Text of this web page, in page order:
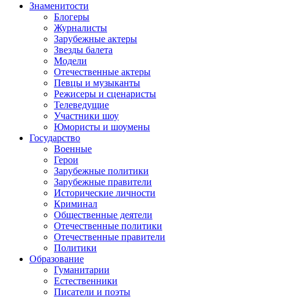
Знаменитости
Блогеры
Журналисты
Зарубежные актеры
Звезды балета
Модели
Отечественные актеры
Певцы и музыканты
Режисеры и сценаристы
Телеведущие
Участники шоу
Юмористы и шоумены
Государство
Военные
Герои
Зарубежные политики
Зарубежные правители
Исторические личности
Криминал
Общественные деятели
Отечественные политики
Отечественные правители
Политики
Образование
Гуманитарии
Естественники
Писатели и поэты